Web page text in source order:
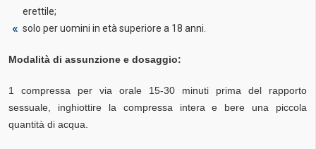
erettile;
solo per uomini in età superiore a 18 anni.
Modalità di assunzione e dosaggio:
1 compressa per via orale 15-30 minuti prima del rapporto
sessuale, inghiottire la compressa intera e bere una piccola
quantità di acqua.